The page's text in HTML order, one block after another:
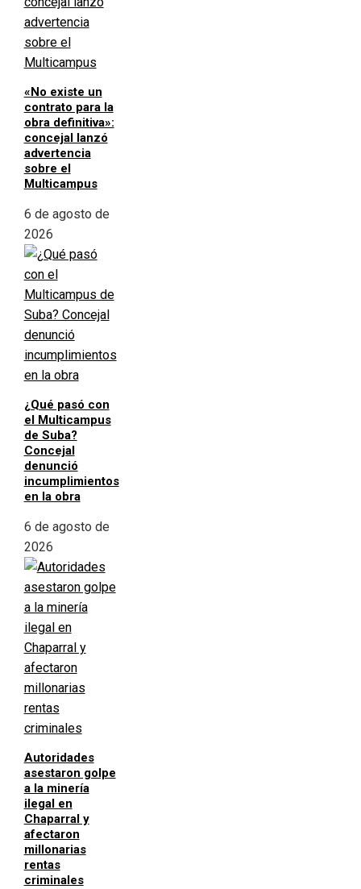
«No existe un
contrato para la
obra definitiva»:
concejal lanzó
advertencia
sobre el
Multicampus
6 de agosto de
2026
¿Qué pasó con
el Multicampus
de Suba?
Concejal
denunció
incumplimientos
en la obra
6 de agosto de
2026
Autoridades
asestaron golpe
a la minería
ilegal en
Chaparral y
afectaron
millonarias
rentas
criminales